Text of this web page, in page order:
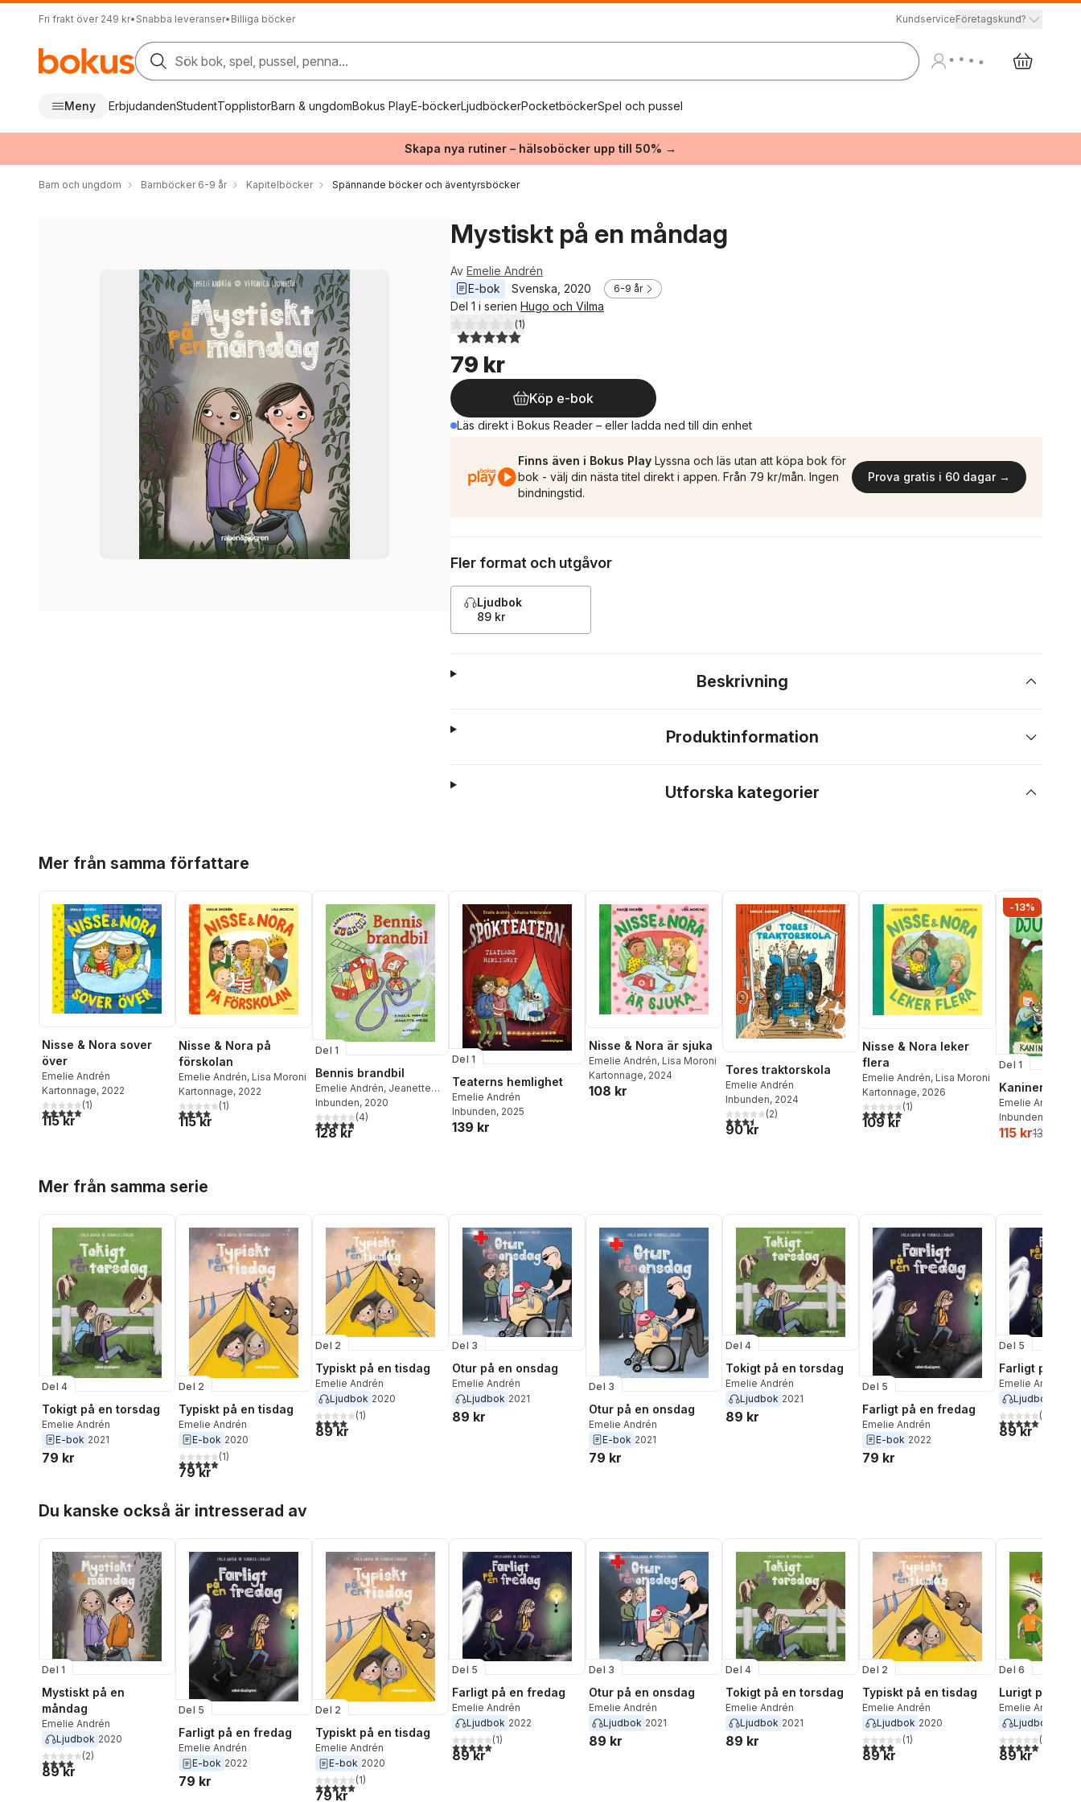
Fri frakt över 249 kr• Snabba leveranser• Billiga böcker KundserviceFöretagskund?
Sök bok, spel, pussel, penna...
Meny ErbjudandenStudentTopplistorBarn & ungdomBokus PlayE-böckerLjudböckerPocketböckerSpel och pussel
Skapa nya rutiner – hälsoböcker upp till 50% →
Barn och ungdom Barnböcker 6-9 år Kapitelböcker Spännande böcker och äventyrsböcker
Mystiskt på en måndag
Av Emelie Andrén
E-bok
Svenska 2020 6-9 år
Del 1 i serien Hugo och Vilma
5,0utav 5 stjärnor. Totalt antal röster:
(1)
79 kr
Köp e-bok
Läs direkt i Bokus Reader – eller ladda ned till din enhet
Finns även i Bokus Play Lyssna och läs utan att köpa bok för
bok - välj din nästa titel direkt i appen. Från 79 kr/mån. Ingen
bindningstid.
Prova gratis i 60 dagar →
Fler format och utgåvor
Ljudbok
89 kr
Beskrivning
Produktinformation
Utforska kategorier
Mer från samma författare
Nisse & Nora sover
över
Emelie Andrén
Kartonnage, 2022
5,0utav 5 stjärnor. Totalt antal röster:
(1)
115 kr
Nisse & Nora på
förskolan
Emelie Andrén, Lisa Moroni
Kartonnage, 2022
4,0utav 5 stjärnor. Totalt antal röster:
(1)
115 kr
Del 1
Bennis brandbil
Emelie Andrén, Jeanette
Milde
Inbunden, 2020
4,8utav 5 stjärnor. Totalt antal röster:
(4)
128 kr
Del 1
Teaterns hemlighet
Emelie Andrén
Inbunden, 2025
139 kr
Nisse & Nora är sjuka
Emelie Andrén, Lisa Moroni
Kartonnage, 2024
108 kr
Tores traktorskola
Emelie Andrén
Inbunden, 2024
3,5utav 5 stjärnor. Totalt antal röster:
(2)
90 kr
Nisse & Nora leker
flera
Emelie Andrén, Lisa Moroni
Kartonnage, 2026
5,0utav 5 stjärnor. Totalt antal röster:
(1)
109 kr
-13%
Del 1
Kaniner och
Emelie Andrén
Inbunden
115 kr132 kr
Mer från samma serie
Del 4
Tokigt på en torsdag
Emelie Andrén
E-bok 2021
79 kr
Del 2
Typiskt på en tisdag
Emelie Andrén
E-bok 2020
5,0utav 5 stjärnor. Totalt antal röster:
(1)
79 kr
Del 2
Typiskt på en tisdag
Emelie Andrén
Ljudbok 2020
4,0utav 5 stjärnor. Totalt antal röster:
(1)
89 kr
Del 3
Otur på en onsdag
Emelie Andrén
Ljudbok 2021
89 kr
Del 3
Otur på en onsdag
Emelie Andrén
E-bok 2021
79 kr
Del 4
Tokigt på en torsdag
Emelie Andrén
Ljudbok 2021
89 kr
Del 5
Farligt på en fredag
Emelie Andrén
E-bok 2022
79 kr
Del 5
Farligt på en
Emelie Andrén
Ljudbok
5,0utav 5(
89 kr
Du kanske också är intresserad av
Del 1
Mystiskt på en
måndag
Emelie Andrén
Ljudbok 2020
4,0utav 5 stjärnor. Totalt antal röster:
(2)
89 kr
Del 5
Farligt på en fredag
Emelie Andrén
E-bok 2022
79 kr
Del 2
Typiskt på en tisdag
Emelie Andrén
E-bok 2020
5,0utav 5 stjärnor. Totalt antal röster:
(1)
79 kr
Del 5
Farligt på en fredag
Emelie Andrén
Ljudbok 2022
5,0utav 5 stjärnor. Totalt antal röster:
(1)
89 kr
Del 3
Otur på en onsdag
Emelie Andrén
Ljudbok 2021
89 kr
Del 4
Tokigt på en torsdag
Emelie Andrén
Ljudbok 2021
89 kr
Del 2
Typiskt på en tisdag
Emelie Andrén
Ljudbok 2020
4,0utav 5 stjärnor. Totalt antal röster:
(1)
89 kr
Del 6
Lurigt på en
Emelie Andrén
Ljudbok
5,0utav 5(
89 kr